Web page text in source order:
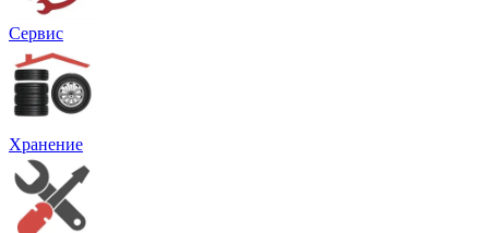
Сервис
Хранение